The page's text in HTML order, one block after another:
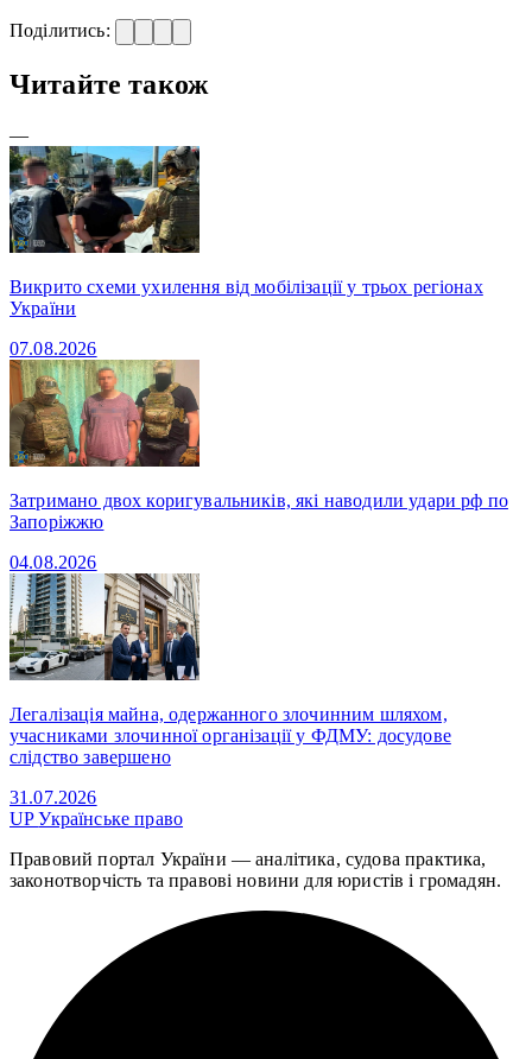
Поділитись:
Читайте також
—
Викрито схеми ухилення від мобілізації у трьох регіонах
України
07.08.2026
Затримано двох коригувальників, які наводили удари рф по
Запоріжжю
04.08.2026
Легалізація майна, одержанного злочинним шляхом,
учасниками злочинної організації у ФДМУ: досудове
слідство завершено
31.07.2026
UPУкраїнське право
Правовий портал України — аналітика, судова практика,
законотворчість та правові новини для юристів і громадян.